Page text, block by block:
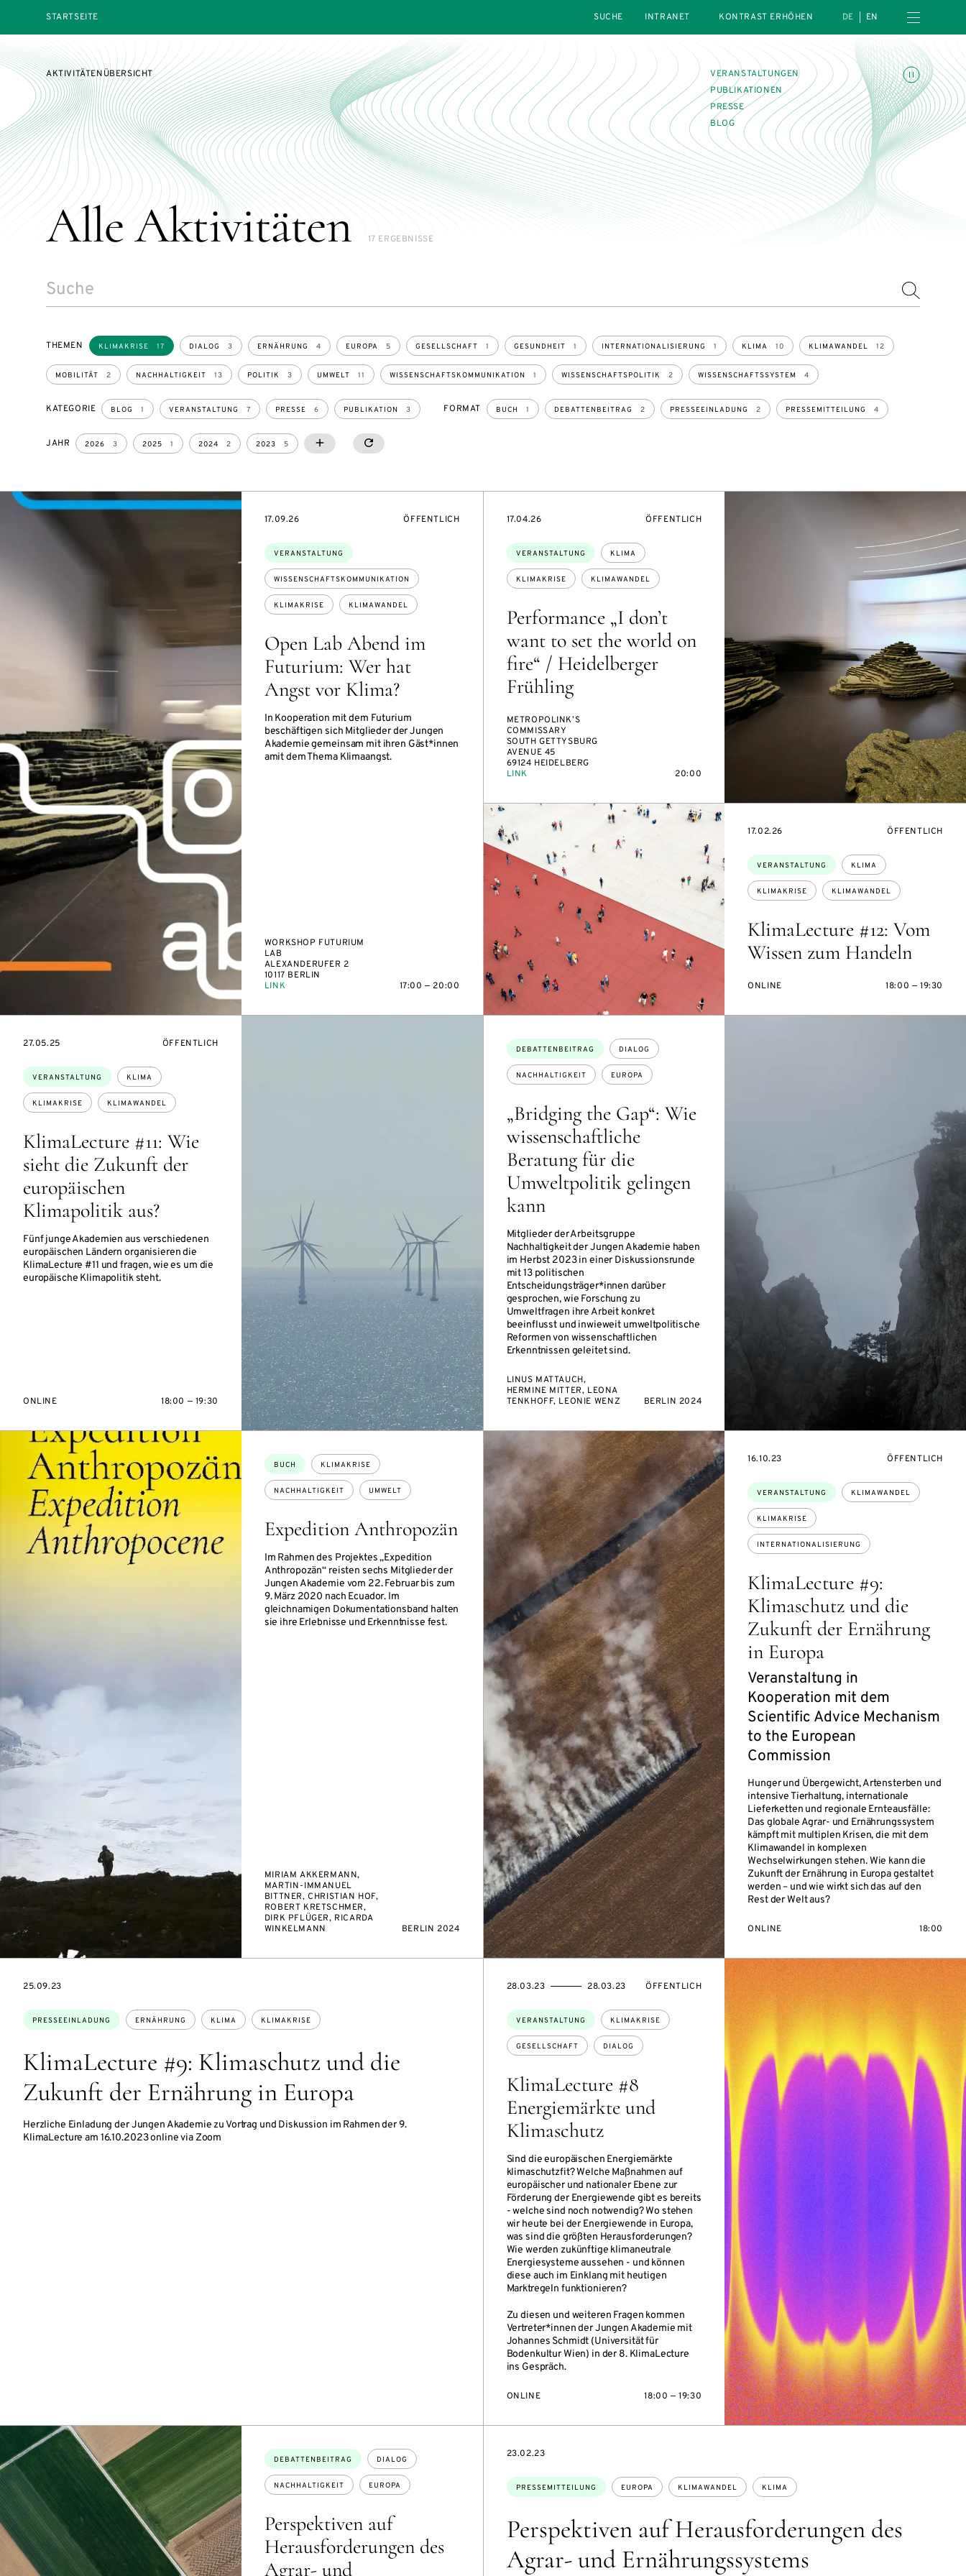
STARTSEITE
INTRANET
KONTRAST ERHÖHEN DE EN Menü öffnen
Animationen umschalten
AKTIVITÄTENÜBERSICHT
VERANSTALTUNGEN
PUBLIKATIONEN
PRESSE
BLOG
Alle Aktivitäten 17 ERGEBNISSE
THEMEN KLIMAKRISE 17 DIALOG 3 ERNÄHRUNG 4 EUROPA 5 GESELLSCHAFT 1 GESUNDHEIT 1 INTERNATIONALISIERUNG 1 KLIMA 10 KLIMAWANDEL 12
MOBILITÄT 2 NACHHALTIGKEIT 13 POLITIK 3 UMWELT 11 WISSENSCHAFTSKOMMUNIKATION 1 WISSENSCHAFTSPOLITIK 2 WISSENSCHAFTSSYSTEM 4
KATEGORIE BLOG 1 VERANSTALTUNG 7 PRESSE 6 PUBLIKATION 3 FORMAT BUCH 1 DEBATTENBEITRAG 2 PRESSEEINLADUNG 2 PRESSEMITTEILUNG 4
JAHR 2026 3 2025 1 2024 2 2023 5
2022
3
2020
1
2019
2
SHOW MORE
SHOW LESS RESETALL
Open Lab Abend im
Futurium: Wer hat
Angst vor Klima?
In Kooperation mit dem Futurium
beschäftigen sich Mitglieder der Jungen
Akademie gemeinsam mit ihren Gäst*innen
amit dem Thema Klimaangst.
Themen:
VERANSTALTUNG
WISSENSCHAFTSKOMMUNIKATION
KLIMAKRISE KLIMAWANDEL
EVENTBEGINSON
17.09.26 VERANSTALTUNGSZUGANG:
ÖFFENTLICH
WORKSHOP FUTURIUM
LAB
ALEXANDERUFER 2
10117 BERLIN
LINK
17:00 — 20:00
Performance „I don’t
want to set the world on
fire“ / Heidelberger
Frühling
Themen:
VERANSTALTUNG KLIMA
KLIMAKRISE KLIMAWANDEL
EVENTBEGINSON
17.04.26 VERANSTALTUNGSZUGANG:
ÖFFENTLICH
METROPOLINK’S
COMMISSARY
SOUTH GETTYSBURG
AVENUE 45
69124 HEIDELBERG
LINK
20:00
KlimaLecture #12: Vom
Wissen zum Handeln
Themen:
VERANSTALTUNG KLIMA
KLIMAKRISE KLIMAWANDEL
EVENTBEGINSON
17.02.26 ÖFFENTLICH
ONLINE 18:00 — 19:30
KlimaLecture #11: Wie
sieht die Zukunft der
europäischen
Klimapolitik aus?
Fünf junge Akademien aus verschiedenen
europäischen Ländern organisieren die
KlimaLecture #11 und fragen, wie es um die
europäische Klimapolitik steht.
Themen:
VERANSTALTUNG KLIMA
KLIMAKRISE KLIMAWANDEL
EVENTBEGINSON
27.05.25 VERANSTALTUNGSZUGANG:
ÖFFENTLICH
ONLINE 18:00 — 19:30
„Bridging the Gap“: Wie
wissenschaftliche
Beratung für die
Umweltpolitik gelingen
kann
Mitglieder der Arbeitsgruppe
Nachhaltigkeit der Jungen Akademie haben
im Herbst 2023 in einer Diskussionsrunde
mit 13 politischen
Entscheidungsträger*innen darüber
gesprochen, wie Forschung zu
Umweltfragen ihre Arbeit konkret
beeinflusst und inwieweit umweltpolitische
Reformen von wissenschaftlichen
Erkenntnissen geleitet sind.
Themen:
DEBATTENBEITRAG DIALOG
NACHHALTIGKEIT EUROPA
LINUS MATTAUCH,
HERMINE MITTER, LEONA
TENKHOFF, LEONIE WENZ
BERLIN 2024
Expedition Anthropozän
Im Rahmen des Projektes „Expedition
Anthropozän“ reisten sechs Mitglieder der
Jungen Akademie vom 22. Februar bis zum
9. März 2020 nach Ecuador. Im
gleichnamigen Dokumentationsband halten
sie ihre Erlebnisse und Erkenntnisse fest.
Themen:
BUCH KLIMAKRISE
NACHHALTIGKEIT UMWELT
MIRIAM AKKERMANN,
MARTIN-IMMANUEL
BITTNER, CHRISTIAN HOF,
ROBERT KRETSCHMER,
DIRK PFLÜGER, RICARDA
WINKELMANN
BERLIN 2024
KlimaLecture #9:
Klimaschutz und die
Zukunft der Ernährung
in Europa
Veranstaltung in
Kooperation mit dem
Scientific Advice Mechanism
to the European
Commission
Hunger und Übergewicht, Artensterben und
intensive Tierhaltung, internationale
Lieferketten und regionale Ernteausfälle:
Das globale Agrar- und Ernährungssystem
kämpft mit multiplen Krisen, die mit dem
Klimawandel in komplexen
Wechselwirkungen stehen. Wie kann die
Zukunft der Ernährung in Europa gestaltet
werden – und wie wirkt sich das auf den
Rest der Welt aus?
Themen:
VERANSTALTUNG KLIMAWANDEL
KLIMAKRISE
INTERNATIONALISIERUNG
EVENTBEGINSON
16.10.23 ÖFFENTLICH
ONLINE 18:00
KlimaLecture #9: Klimaschutz und die
Zukunft der Ernährung in Europa
Herzliche Einladung der Jungen Akademie zu Vortrag und Diskussion im Rahmen der 9.
KlimaLecture am 16.10.2023 online via Zoom
Themen:
PRESSEEINLADUNG ERNÄHRUNG KLIMA KLIMAKRISE
DATE
25.09.23
KlimaLecture #8
Energiemärkte und
Klimaschutz
Sind die europäischen Energiemärkte
klimaschutzfit? Welche Maßnahmen auf
europäischer und nationaler Ebene zur
Förderung der Energiewende gibt es bereits
- welche sind noch notwendig? Wo stehen
wir heute bei der Energiewende in Europa,
was sind die größten Herausforderungen?
Wie werden zukünftige klimaneutrale
Energiesysteme aussehen - und können
diese auch im Einklang mit heutigen
Marktregeln funktionieren?
Zu diesen und weiteren Fragen kommen
Vertreter*innen der Jungen Akademie mit
Johannes Schmidt (Universität für
Bodenkultur Wien) in der 8. KlimaLecture
ins Gespräch.
Themen:
VERANSTALTUNG KLIMAKRISE
GESELLSCHAFT DIALOG
EVENTBEGINSON
28.03.23
EVENTENDSON 28.03.23 VERANSTALTUNGSZUGANG:
ÖFFENTLICH
ONLINE 18:00 — 19:30
Perspektiven auf
Herausforderungen des
Agrar- und
Themen:
DEBATTENBEITRAG DIALOG
NACHHALTIGKEIT EUROPA
Perspektiven auf Herausforderungen des
Agrar- und Ernährungssystems
Themen:
PRESSEMITTEILUNG EUROPA KLIMAWANDEL KLIMA
DATE
23.02.23